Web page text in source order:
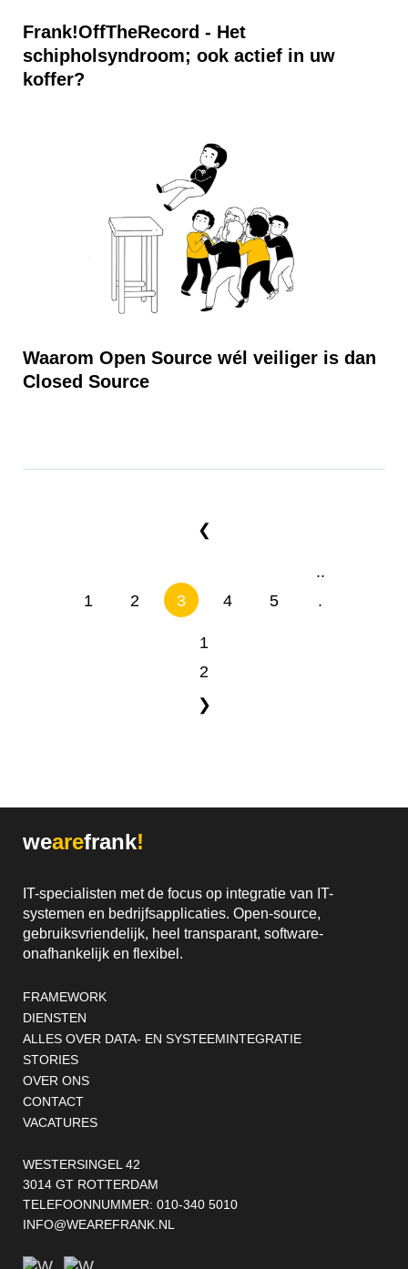
Frank!OffTheRecord - Het
schipholsyndroom; ook actief in uw
koffer?
Waarom Open Source wél veiliger is dan
Closed Source
❮
1 2 3 4 5
..
.
1
2
❯
wearefrank!
IT-specialisten met de focus op integratie van IT-
systemen en bedrijfsapplicaties. Open-source,
gebruiksvriendelijk, heel transparant, software-
onafhankelijk en flexibel.
Footernavigatie
FRAMEWORK
DIENSTEN
ALLES OVER DATA- EN SYSTEEMINTEGRATIE
STORIES
OVER ONS
CONTACT
VACATURES
WESTERSINGEL 42
3014 GT ROTTERDAM
TELEFOONNUMMER: 010-340 5010
INFO@WEAREFRANK.NL